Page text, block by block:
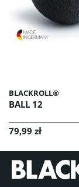
BLACKROLL®
BALL 12
79,99 zł